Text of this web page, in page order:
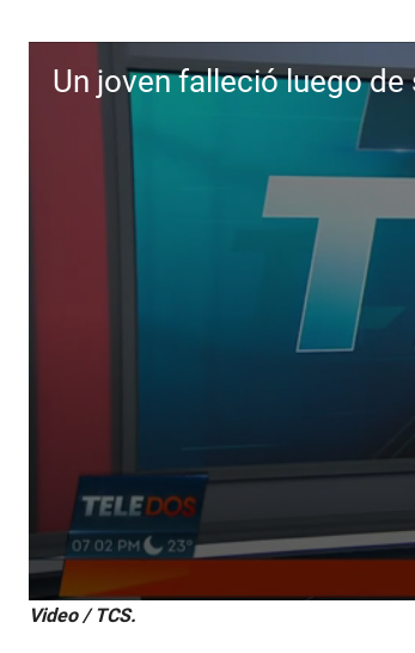
Un joven falleció luego
0
s
Video / TCS.